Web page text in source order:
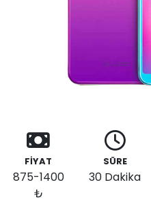
FİYAT
875-1400
₺
SÜRE
30 Dakika